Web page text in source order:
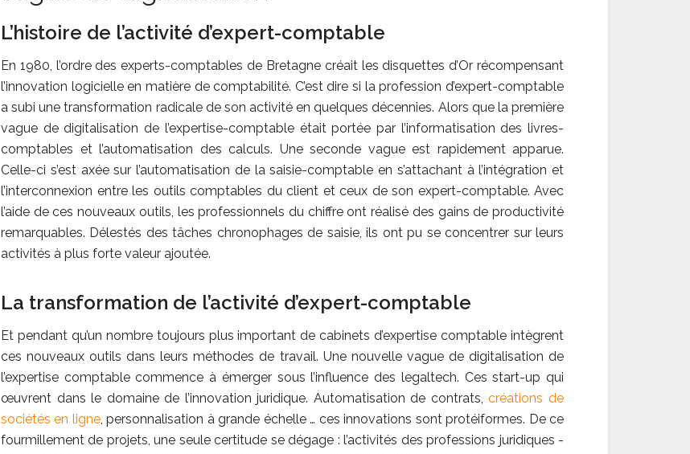
L’histoire de l’activité d’expert-comptable
En 1980, l’ordre des experts-comptables de Bretagne créait les disquettes d’Or récompensant
l’innovation logicielle en matière de comptabilité. C’est dire si la profession d’expert-comptable
a subi une transformation radicale de son activité en quelques décennies. Alors que la première
vague de digitalisation de l’expertise-comptable était portée par l’informatisation des livres-
comptables et l’automatisation des calculs. Une seconde vague est rapidement apparue.
Celle-ci s’est axée sur l’automatisation de la saisie-comptable en s’attachant à l’intégration et
l’interconnexion entre les outils comptables du client et ceux de son expert-comptable. Avec
l’aide de ces nouveaux outils, les professionnels du chiffre ont réalisé des gains de productivité
remarquables. Délestés des tâches chronophages de saisie, ils ont pu se concentrer sur leurs
activités à plus forte valeur ajoutée.
La transformation de l’activité d’expert-comptable
Et pendant qu’un nombre toujours plus important de cabinets d’expertise comptable intègrent
ces nouveaux outils dans leurs méthodes de travail. Une nouvelle vague de digitalisation de
l’expertise comptable commence à émerger sous l’influence des legaltech. Ces start-up qui
œuvrent dans le domaine de l’innovation juridique. Automatisation de contrats,créations de
sociétés en ligne, personnalisation à grande échelle … ces innovations sont protéiformes. De ce
fourmillement de projets, une seule certitude se dégage : l’activités des professions juridiques -